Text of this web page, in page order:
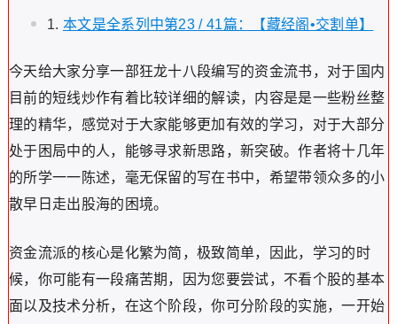
本文是全系列中第23 / 41篇：【藏经阁•交割单】
今天给大家分享一部狂龙十八段编写的资金流书，对于国内
目前的短线炒作有着比较详细的解读，内容是是一些粉丝整
理的精华，感觉对于大家能够更加有效的学习，对于大部分
处于困局中的人，能够寻求新思路，新突破。作者将十几年
的所学一一陈述，毫无保留的写在书中，希望带领众多的小
散早日走出股海的困境。
资金流派的核心是化繁为简，极致简单，因此，学习的时
候，你可能有一段痛苦期，因为您要尝试，不看个股的基本
面以及技术分析，在这个阶段，你可分阶段的实施，一开始